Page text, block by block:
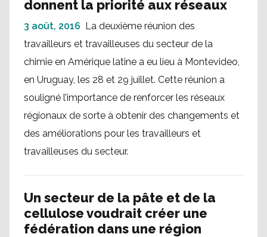
donnent la priorité aux réseaux
3 août, 2016 La deuxième réunion des
travailleurs et travailleuses du secteur de la
chimie en Amérique latine a eu lieu à Montevideo,
en Uruguay, les 28 et 29 juillet. Cette réunion a
souligné l’importance de renforcer les réseaux
régionaux de sorte à obtenir des changements et
des améliorations pour les travailleurs et
travailleuses du secteur.
Un secteur de la pâte et de la
cellulose voudrait créer une
fédération dans une région